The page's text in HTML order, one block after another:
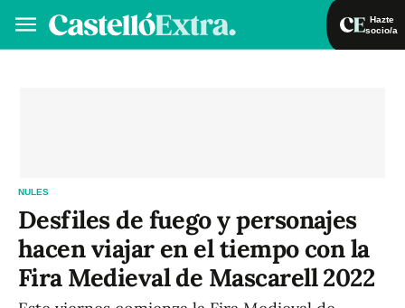
Hazte
socio/a
NULES
Desfiles de fuego y personajes
hacen viajar en el tiempo con la
Fira Medieval de Mascarell 2022